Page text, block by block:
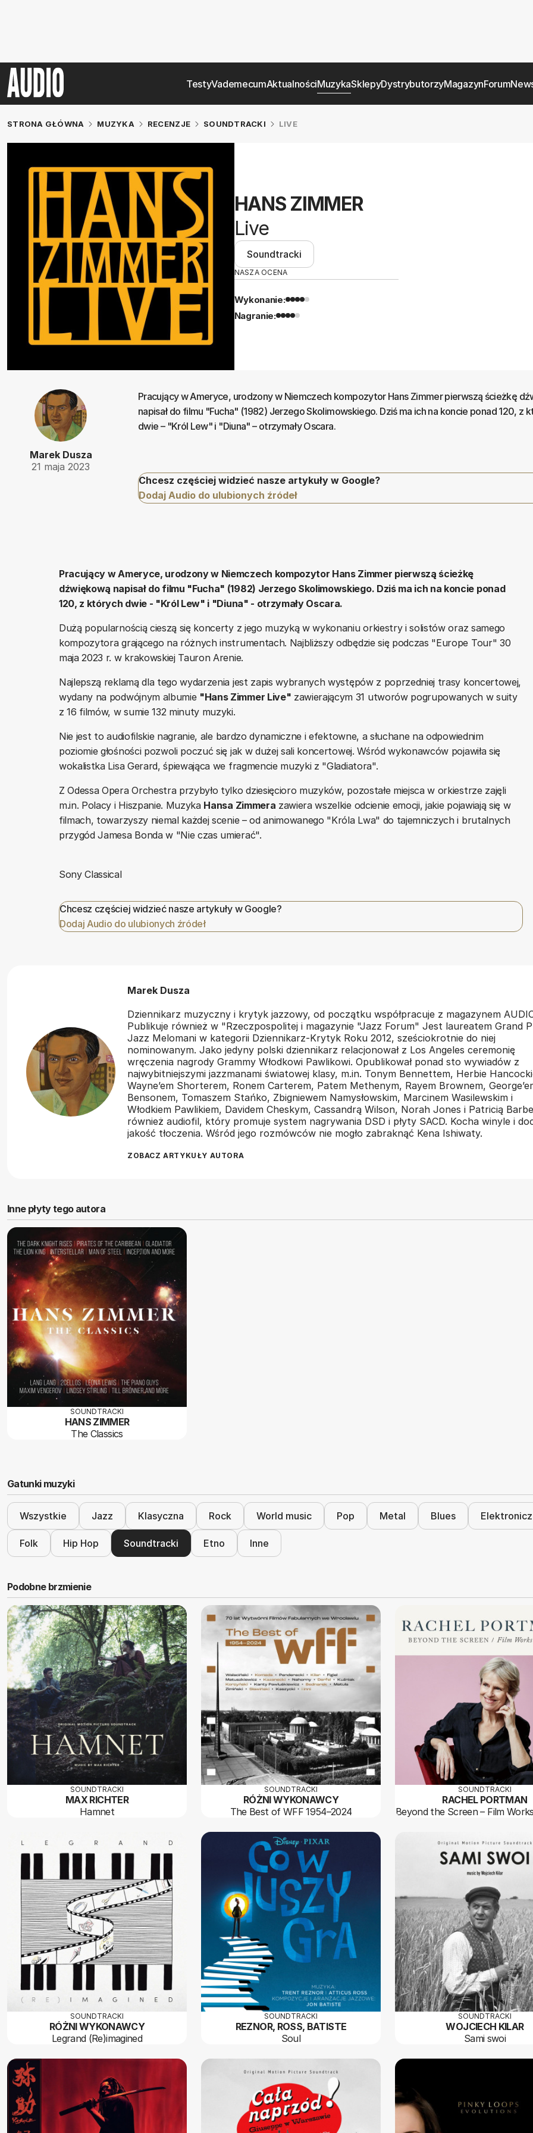
TestyVademecumAktualnościMuzykaSklepyDystrybutorzyMagazynForum
STRONA GŁÓWNA MUZYKA RECENZJE SOUNDTRACKI LIVE
HANS ZIMMER
Live
Soundtracki
NASZA OCENA
Wykonanie:
Nagranie:
Marek Dusza
21 maja 2023
Pracujący w Ameryce, urodzony w Niemczech kompozytor Hans Zimmer pierwszą ścieżkę
napisał do filmu "Fucha" (1982) Jerzego Skolimowskiego. Dziś ma ich na koncie ponad 120, z
dwie – "Król Lew" i "Diuna" – otrzymały Oscara.
Chcesz częściej widzieć nasze artykuły w Google?
Dodaj Audio do ulubionych źródeł
Pracujący w Ameryce, urodzony w Niemczech kompozytor Hans Zimmer pierwszą ścieżkę
dźwiękową napisał do filmu "Fucha" (1982) Jerzego Skolimowskiego. Dziś ma ich na koncie ponad
120, z których dwie - "Król Lew" i "Diuna" - otrzymały Oscara.
Dużą popularnością cieszą się koncerty z jego muzyką w wykonaniu orkiestry i solistów oraz samego
kompozytora grającego na różnych instrumentach. Najbliższy odbędzie się podczas "Europe Tour" 30
maja 2023 r. w krakowskiej Tauron Arenie.
Najlepszą reklamą dla tego wydarzenia jest zapis wybranych występów z poprzedniej trasy koncertowej,
wydany na podwójnym albumie "Hans Zimmer Live" zawierającym 31 utworów pogrupowanych w suity
z 16 filmów, w sumie 132 minuty muzyki.
Nie jest to audiofilskie nagranie, ale bardzo dynamiczne i efektowne, a słuchane na odpowiednim
poziomie głośności pozwoli poczuć się jak w dużej sali koncertowej. Wśród wykonawców pojawiła się
wokalistka Lisa Gerard, śpiewająca we fragmencie muzyki z "Gladiatora".
Z Odessa Opera Orchestra przybyło tylko dziesięcioro muzyków, pozostałe miejsca w orkiestrze zajęli
m.in. Polacy i Hiszpanie. Muzyka Hansa Zimmera zawiera wszelkie odcienie emocji, jakie pojawiają się w
filmach, towarzyszy niemal każdej scenie – od animowanego "Króla Lwa" do tajemniczych i brutalnych
przygód Jamesa Bonda w "Nie czas umierać".
Sony Classical
Chcesz częściej widzieć nasze artykuły w Google?
Dodaj Audio do ulubionych źródeł
Marek Dusza
Dziennikarz muzyczny i krytyk jazzowy, od początku współpracuje z magazynem
Publikuje również w "Rzeczpospolitej i magazynie "Jazz Forum" Jest laureatem Grand
Jazz Melomani w kategorii Dziennikarz-Krytyk Roku 2012, sześciokrotnie do niej
nominowanym. Jako jedyny polski dziennikarz relacjonował z Los Angeles ceremonię
wręczenia nagrody Grammy Włodkowi Pawlikowi. Opublikował ponad sto wywiadów z
najwybitniejszymi jazzmanami światowej klasy, m.in. Tonym Bennettem, Herbie
Wayne’em Shorterem, Ronem Carterem, Patem Methenym, Rayem Brownem,
Bensonem, Tomaszem Stańko, Zbigniewem Namysłowskim, Marcinem Wasilewskim i
Włodkiem Pawlikiem, Davidem Cheskym, Cassandrą Wilson, Norah Jones i Patricią
również audiofil, który promuje system nagrywania DSD i płyty SACD. Kocha winyle i
jakość tłoczenia. Wśród jego rozmówców nie mogło zabraknąć Kena Ishiwaty.
ZOBACZ ARTYKUŁY AUTORA
Inne płyty tego autora
SOUNDTRACKI
HANS ZIMMER
The Classics
Gatunki muzyki
Wszystkie Jazz Klasyczna Rock World music Pop Metal Blues
Folk Hip Hop Soundtracki Etno Inne
Podobne brzmienie
SOUNDTRACKI
MAX RICHTER
Hamnet
SOUNDTRACKI
RÓŻNI WYKONAWCY
The Best of WFF 1954–2024
SOUNDTRACKI
RACHEL PORTMAN
Beyond the Screen – Film
SOUNDTRACKI
RÓŻNI WYKONAWCY
Legrand (Re)imagined
SOUNDTRACKI
REZNOR, ROSS, BATISTE
Soul
SOUNDTRACKI
WOJCIECH KILAR
Sami swoi